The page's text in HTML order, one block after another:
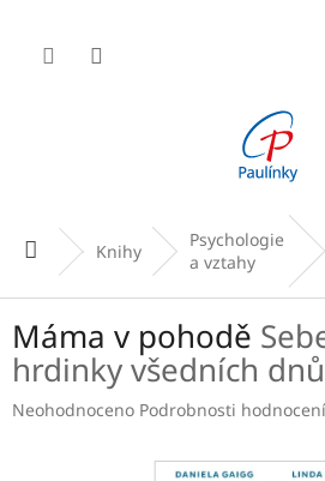
obsah
Domů Knihy
Psychologie
a vztahy
Máma v pohodě
hrdinky všedních dnů
Průměrné
Neohodnoceno Podrobnosti hodnocení